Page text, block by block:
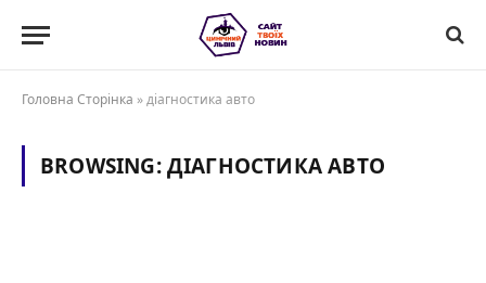
Головна Сторінка »діагностика авто
BROWSING:ДІАГНОСТИКА АВТО